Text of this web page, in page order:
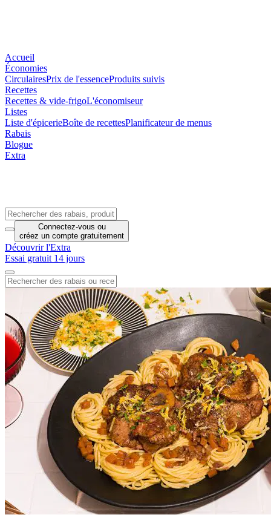
Accueil
Économies
CirculairesPrix de l'essenceProduits suivis
Recettes
Recettes & vide-frigoL'économiseur
Listes
Liste d'épicerieBoîte de recettesPlanificateur de menus
Rabais
Blogue
Extra
Connectez-vous ou
créez un compte gratuitement
Découvrir l'Extra
Essai gratuit 14 jours